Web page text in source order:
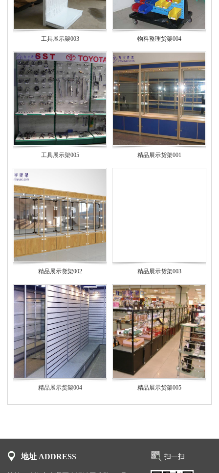
工具展示架003 物料整理货架004
工具展示架005 精品展示货架001
精品展示货架002 精品展示货架003
精品展示货架004 精品展示货架005
地址 ADDRESS 扫一扫